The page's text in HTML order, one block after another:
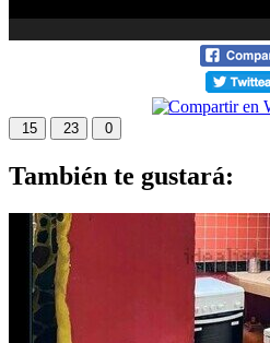
15 23 0
También te gustará: